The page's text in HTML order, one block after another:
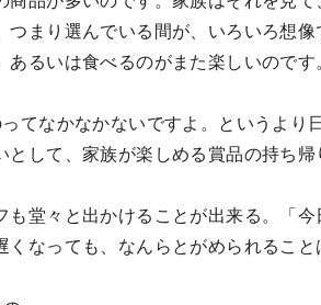
まり選んでいる間が、いろいろ想像
るいは食べるのがまた楽しいのです
てなかなかないですよ。というより
して、家族が楽しめる賞品の持ち帰
堂々と出かけることが出来る。「今
なっても、なんらとがめられること